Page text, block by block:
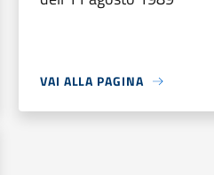
VAI ALLA PAGINA